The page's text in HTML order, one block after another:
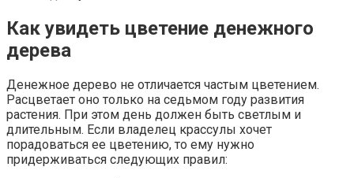
Как увидеть цветение денежного
дерева
Денежное дерево не отличается частым цветением.
Расцветает оно только на седьмом году развития
растения. При этом день должен быть светлым и
длительным. Если владелец крассулы хочет
порадоваться ее цветению, то ему нужно
придерживаться следующих правил: